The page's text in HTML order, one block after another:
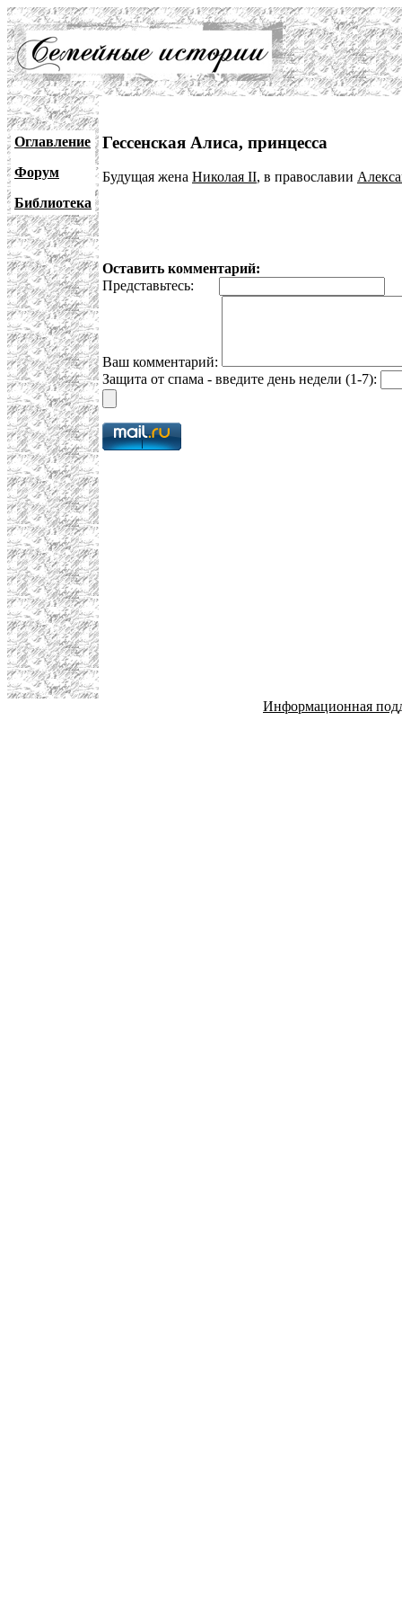
Оглавление
Форум
Библиотека
Гессенская Алиса, принцесса
Будущая жена Николая II, в православии
Оставить комментарий:
Представьтесь:
Ваш комментарий:
Защита от спама - введите день недели (1-7):
Информационная